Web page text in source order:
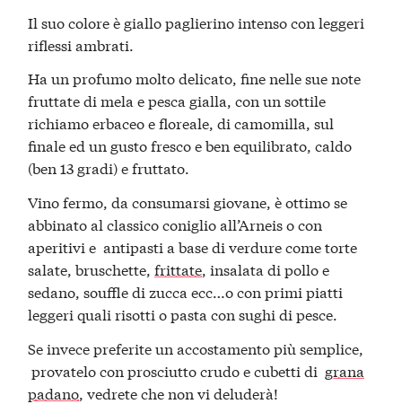
Il suo colore è giallo paglierino intenso con leggeri
riflessi ambrati.
Ha un profumo molto delicato, fine nelle sue note
fruttate di mela e pesca gialla, con un sottile
richiamo erbaceo e floreale, di camomilla, sul
finale ed un gusto fresco e ben equilibrato, caldo
(ben 13 gradi) e fruttato.
Vino fermo, da consumarsi giovane, è ottimo se
abbinato al classico coniglio all’Arneis o con
aperitivi e antipasti a base di verdure come torte
salate, bruschette,frittate, insalata di pollo e
sedano, souffle di zucca ecc…o con primi piatti
leggeri quali risotti o pasta con sughi di pesce.
Se invece preferite un accostamento più semplice,
provatelo con prosciutto crudo e cubetti di grana
padano , vedrete che non vi deluderà!